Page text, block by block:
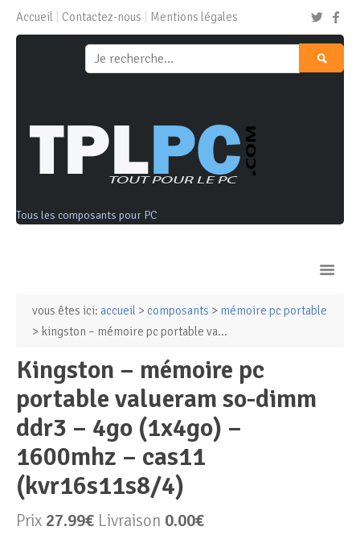
Accueil Contactez-nous Mentions légales
Tous les composants pour PC
Ordinateurs & Tablettes
PC de bureau
PC portable
Mini PC
PC Tout-en-un
Composants
Alimentation PC
Boitier PC
Carte graphique
Périphériques & Réseaux
Clavier & Souris
Ecran PC
vous êtes ici: accueil > composants > mémoire pc portable
> kingston – mémoire pc portable va...
kingston – mémoire pc
portable valueram so-dimm
ddr3 – 4go (1x4go) –
1600mhz – cas11
(kvr16s11s8/4)
Prix 27.99€ Livraison 0.00€